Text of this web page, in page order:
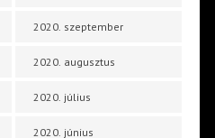
2020. szeptember
2020. augusztus
2020. július
2020. június